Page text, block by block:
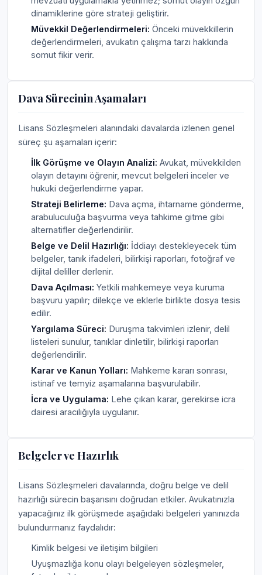
dinamiklerine göre strateji geliştirir.
Müvekkil Değerlendirmeleri: Önceki müvekkillerin
değerlendirmeleri, avukatın çalışma tarzı hakkında
somut fikir verir.
Dava Sürecinin Aşamaları
Lisans Sözleşmeleri alanındaki davalarda izlenen genel
süreç şu aşamaları içerir:
İlk Görüşme ve Olayın Analizi: Avukat, müvekkilden
olayın detayını öğrenir, mevcut belgeleri inceler ve
hukuki değerlendirme yapar.
Strateji Belirleme: Dava açma, ihtarname gönderme,
arabuluculuğa başvurma veya tahkime gitme gibi
alternatifler değerlendirilir.
Belge ve Delil Hazırlığı: İddiayı destekleyecek tüm
belgeler, tanık ifadeleri, bilirkişi raporları, fotoğraf ve
dijital deliller derlenir.
Dava Açılması: Yetkili mahkemeye veya kuruma
başvuru yapılır; dilekçe ve eklerle birlikte dosya tesis
edilir.
Yargılama Süreci: Duruşma takvimleri izlenir, delil
listeleri sunulur, tanıklar dinletilir, bilirkişi raporları
değerlendirilir.
Karar ve Kanun Yolları: Mahkeme kararı sonrası,
istinaf ve temyiz aşamalarına başvurulabilir.
İcra ve Uygulama: Lehe çıkan karar, gerekirse icra
dairesi aracılığıyla uygulanır.
Belgeler ve Hazırlık
Lisans Sözleşmeleri davalarında, doğru belge ve delil
hazırlığı sürecin başarısını doğrudan etkiler. Avukatınızla
yapacağınız ilk görüşmede aşağıdaki belgeleri yanınızda
bulundurmanız faydalıdır:
Kimlik belgesi ve iletişim bilgileri
Uyuşmazlığa konu olayı belgeleyen sözleşmeler,